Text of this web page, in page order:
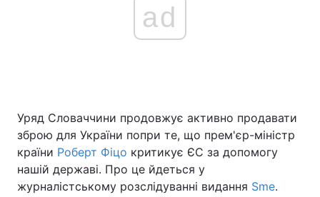
ad
Уряд Словаччини продовжує активно продавати
зброю для України попри те, що прем'єр-міністр
країни Роберт Фіцо критикує ЄС за допомогу
нашій державі. Про це йдеться у
журналістському розслідуванні видання Sme.